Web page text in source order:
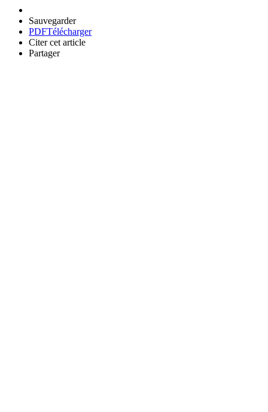
Sauvegarder
PDFTélécharger
Citer cet article
Partager